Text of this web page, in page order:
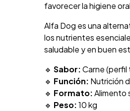
favorecer la higiene
Alfa Dog es una
los nutrientes
saludable y en buen
🔹 Sabor:Carne (perfil
🔹 Función: Nutrición
🔹 Formato:Alimento
🔹 Peso:10 kg